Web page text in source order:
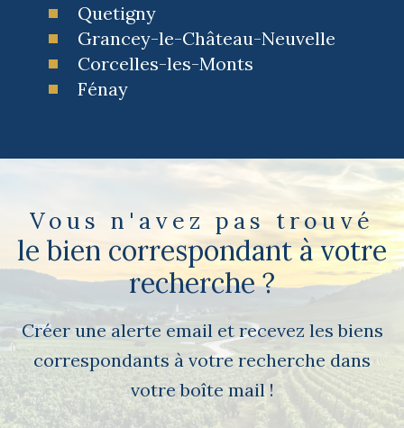
Quetigny
Grancey-le-Château-Neuvelle
Corcelles-les-Monts
Fénay
Vous n'avez pas trouvé
le bien correspondant à votre
recherche ?
Créer une alerte email et recevez les biens
correspondants à votre recherche dans
votre boîte mail !